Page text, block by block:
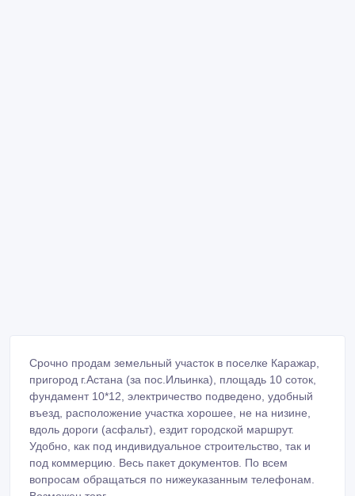
Срочно продам земельный участок в поселке Каражар,
пригород г.Астана (за пос.Ильинка), площадь 10 соток,
фундамент 10*12, электричество подведено, удобный
въезд, расположение участка хорошее, не на низине,
вдоль дороги (асфальт), ездит городской маршрут.
Удобно, как под индивидуальное строительство, так и
под коммерцию. Весь пакет документов. По всем
вопросам обращаться по нижеуказанным телефонам.